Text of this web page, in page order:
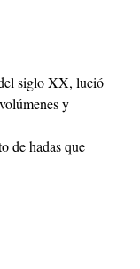
siglo XX, lució
y
de hadas que